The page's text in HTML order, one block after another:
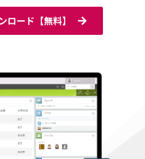
ロード【無料】